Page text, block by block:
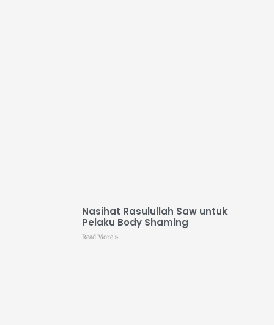
Nasihat Rasulullah Saw untuk
Pelaku Body Shaming
Read More »